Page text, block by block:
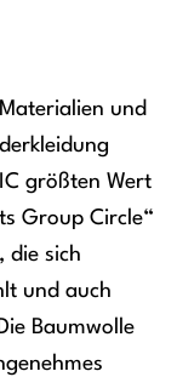
und
größten Wert
Group Circle“
die sich
und auch
Baumwolle